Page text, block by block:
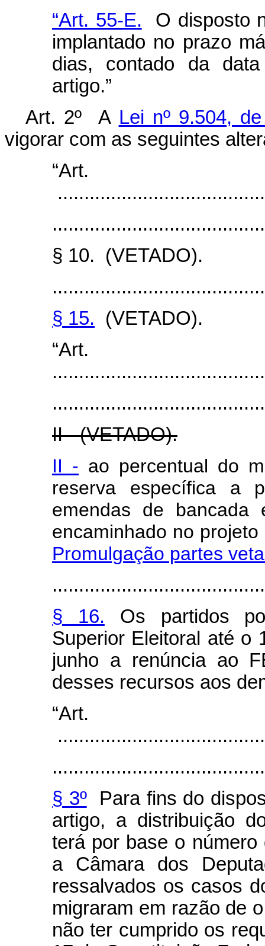
“Art. 55-E.
O disposto
implantado no prazo
dias, contado da
artigo.”
Art. 2º A Lei nº 9.504,
vigorar com as seguintes
§ 10. (VETADO).
§ 15. (VETADO).
II - (VETADO).
II - ao percentual do
reserva específica a
emendas de bancada
encaminhado no
Promulgação partes
§ 16. Os partidos
Superior Eleitoral até o
junho a renúncia ao
desses recursos aos
§ 3ºPara fins do
artigo, a distribuição
terá por base o
a Câmara dos
ressalvados os casos
migraram em razão de
não ter cumprido os